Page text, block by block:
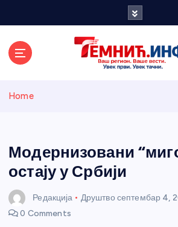
и
Home
Модернизовани
остају у Србији
Редакција Друштво септембар 4,
0 Comments